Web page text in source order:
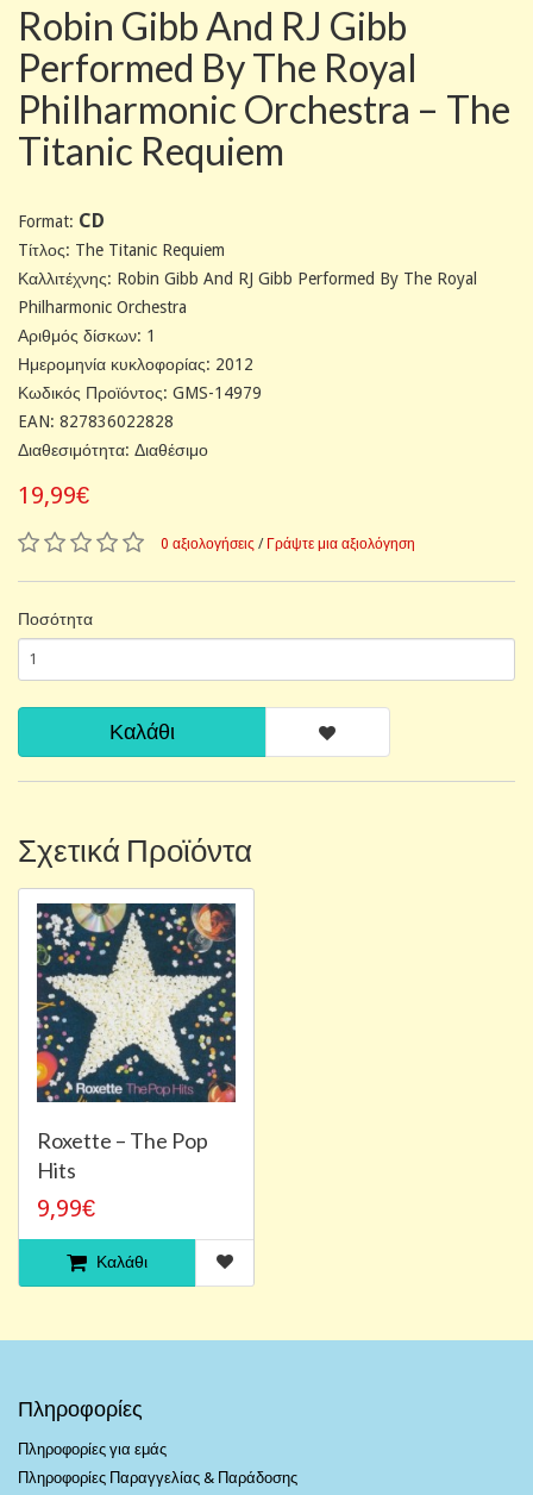
Robin Gibb And RJ Gibb
Performed By The Royal
Philharmonic Orchestra – The
Titanic Requiem
Format: CD
Tίτλος: The Titanic Requiem
Καλλιτέχνης: Robin Gibb And RJ Gibb Performed By The Royal
Philharmonic Orchestra
Αριθμός δίσκων: 1
Ημερομηνία κυκλοφορίας: 2012
Κωδικός Προϊόντος: GMS-14979
EAN: 827836022828
Διαθεσιμότητα: Διαθέσιμο
19,99€
0 αξιολογήσεις / Γράψτε μια αξιολόγηση
Ποσότητα
Καλάθι
Σχετικά Προϊόντα
Roxette – The Pop
Hits
9,99€
Καλάθι
Πληροφορίες
Πληροφορίες για εμάς
Πληροφορίες Παραγγελίας & Παράδοσης